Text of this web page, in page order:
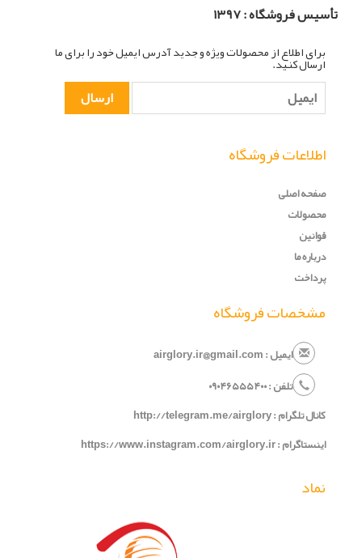
تأسیس فروشگاه :
۱۳۹۷
برای اطلاع از محصولات ویژه و جدید آدرس ایمیل خود را برای ما
ارسال کنید.
اطلاعات فروشگاه
صفحه اصلی
محصولات
قوانین
درباره ما
پرداخت
مشخصات فروشگاه
ایمیل : airglory.ir@gmail.com
تلفن :
۰۹۰۴۶۵۵۵۴۰۰
کانال تلگرام :http://telegram.me/airglory
اینستاگرام :https://www.instagram.com/airglory.ir
نماد